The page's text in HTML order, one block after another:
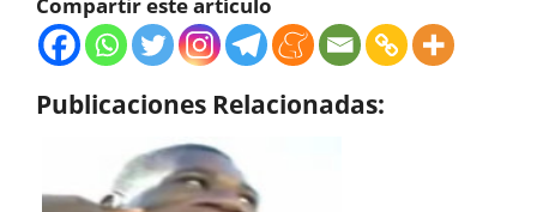
Publicaciones Relacionadas: